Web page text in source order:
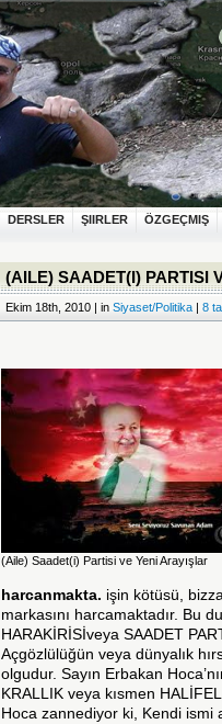
DERSLER ŞIIRLER ÖZGEÇMIŞ
(AILE) SAADET(I) PARTISI
Ekim 18th, 2010 | in Siyaset/Politika | 8
(Aile) Saadet(i) Partisi ve Yeni Arayışlar
harcanmakta. işin kötüsü,
markasını harcamaktadır. Bu
HARAKİRİSİveya SAADET
Açgözlülüğün veya dünyalık
olgudur. Sayın Erbakan
KRALLIK veya kısmen
Hoca zannediyor ki, Kendi ismi